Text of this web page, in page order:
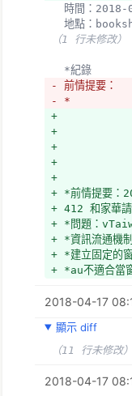
群，給社群充足
*第一次接
- *
- *v
+ *小松大家沒
+ *小松運作機
+ *小松太多軌
+ *把閒聊時間
+ *如果有報名
+ *→友善第一次
+ *可以事先知
+ *→要提前發布
+ *要不要透過
+ *理想中的流程
+ （→5.b.）０
+ *應該用議題來
時間：
地點：
（1 行未修改）
  *紀錄
- 前情提要：
- *
+
+
+
+
+
+ *前情提要：
+ 412 和家華請
+ *問題：
+ *資訊流通機
+ *建立固定的
+ *au不適合當
+ *政府資料跨
+ *應該在第一
群，給社群充足
  *
2018-04-17
顯示 diff
（11 行未修改）
2018-04-17